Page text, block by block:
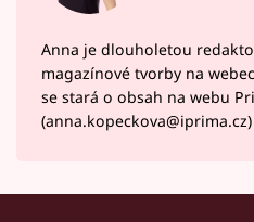
Anna je dlouholetou
magazínové tvorby na
se stará o obsah na webu
(anna.kopeckova@iprima.cz)